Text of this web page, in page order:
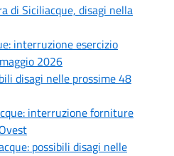
di Siciliacque, disagi nella
interruzione esercizio
2026
disagi nelle prossime 48
interruzione forniture
possibili disagi nelle